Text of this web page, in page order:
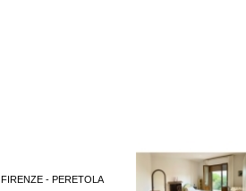
FIRENZE - PERETOLA